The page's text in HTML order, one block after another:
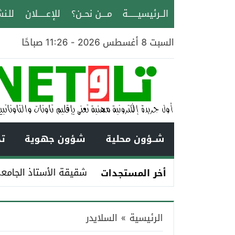
الــرئيسيـــــــة مــــن نحــن؟ للإعــــــلان
السبت 8 أغسطس 2026 - 11:26 صباحًا
شــؤون محلية شؤون جهوية
أخر المستجدات
شقيقة الأستاذ
Stop
Previous
الرئيسية » السلايدر